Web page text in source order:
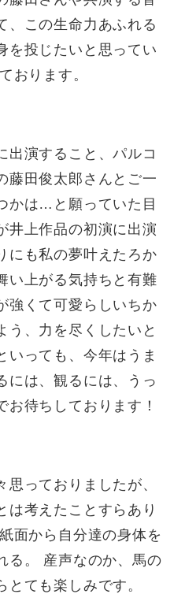
、この生命力あふれる
を投じたいと思ってい
おります。
出演すること、パルコ
藤田俊太郎さんとご一
かは…と願っていた目
井上作品の初演に出演
にも私の夢叶えたろか
い上がる気持ちと有難
強くて可愛らしいちか
う、力を尽くしたいと
いっても、今年はうま
には、観るには、うっ
お待ちしております！
っておりましたが、
は考えたことすらあり
面から自分達の身体を
る。 産声なのか、馬の
ても楽しみです。